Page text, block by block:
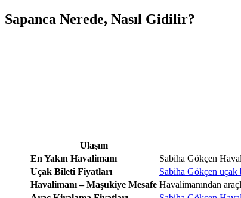
Sapanca Nerede, Nasıl Gidilir?
Ulaşım
En Yakın Havalimanı
Sabiha Gökçen
Uçak Bileti Fiyatları
Sabiha Gökçen uçak
Havalimanı – Maşukiye Mesafe Havalimanından